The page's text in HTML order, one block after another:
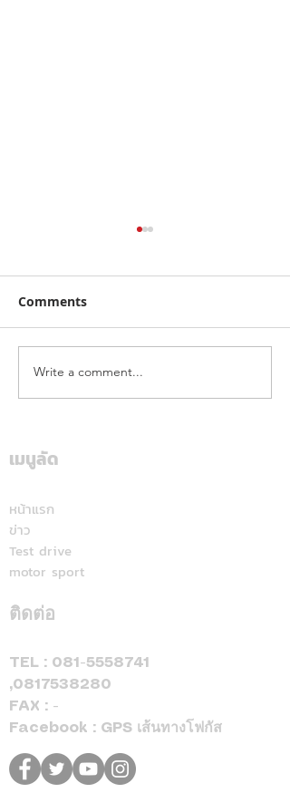
คาลเท็กซ์ ได้รับการรับรอง
หัวจ่ายเชื้อเพลิงมาตรฐาน
การบริการ ตอกย้ำความ
Comments
Write a comment...
เมนูลัด
หน้าแรก
ข่าว
Test drive
motor sport
ติดต่อ
TEL : 081-5558741
,0817538280
FAX : -
Facebook : GPS เส้นทางโฟกัส